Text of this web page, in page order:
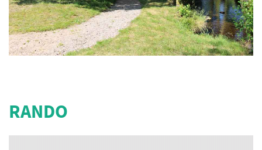
RANDO